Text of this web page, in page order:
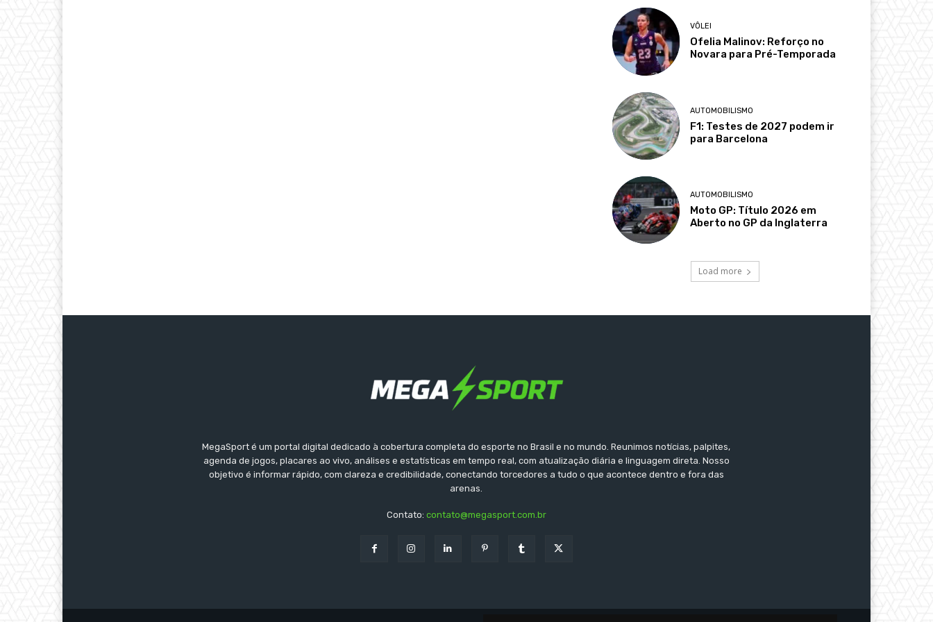
VÔLEI
Ofelia Malinov: Reforço no
Novara para Pré-Temporada
AUTOMOBILISMO
F1: Testes de 2027 podem ir
para Barcelona
AUTOMOBILISMO
Moto GP: Título 2026 em
Aberto no GP da Inglaterra
Load more
MegaSport é um portal digital dedicado à cobertura completa do esporte no Brasil e no mundo. Reunimos notícias, palpites,
agenda de jogos, placares ao vivo, análises e estatísticas em tempo real, com atualização diária e linguagem direta. Nosso
objetivo é informar rápido, com clareza e credibilidade, conectando torcedores a tudo o que acontece dentro e fora das
arenas.
Contato: contato@megasport.com.br